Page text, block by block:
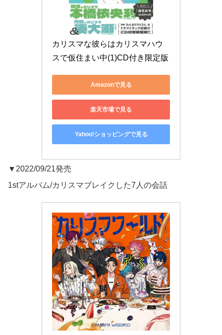
カリスマな彼らはカリスマハウ
スで仮住まい中(1)CD付き限定版
Amazonで見る
楽天市場で見る
Yahoo!ショッピングで見る
▼2022/09/21発売
1stアルバム/カリスマブレイクした7人の会話